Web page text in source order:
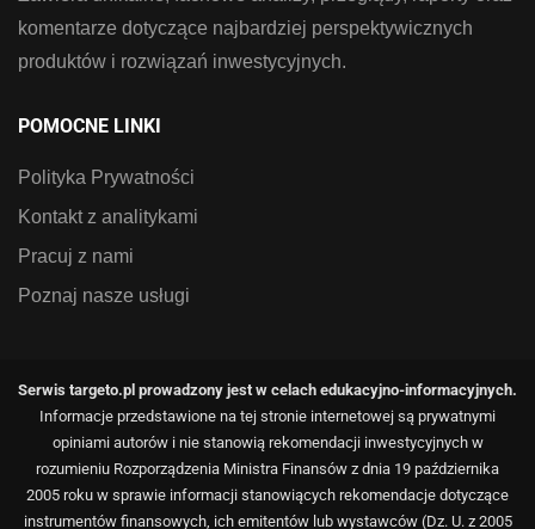
komentarze dotyczące najbardziej perspektywicznych
produktów i rozwiązań inwestycyjnych.
POMOCNE LINKI
Polityka Prywatności
Kontakt z analitykami
Pracuj z nami
Poznaj nasze usługi
Serwis targeto.pl prowadzony jest w celach edukacyjno-informacyjnych.
Informacje przedstawione na tej stronie internetowej są prywatnymi
opiniami autorów i nie stanowią rekomendacji inwestycyjnych w
rozumieniu Rozporządzenia Ministra Finansów z dnia 19 października
2005 roku w sprawie informacji stanowiących rekomendacje dotyczące
instrumentów finansowych, ich emitentów lub wystawców (Dz. U. z 2005